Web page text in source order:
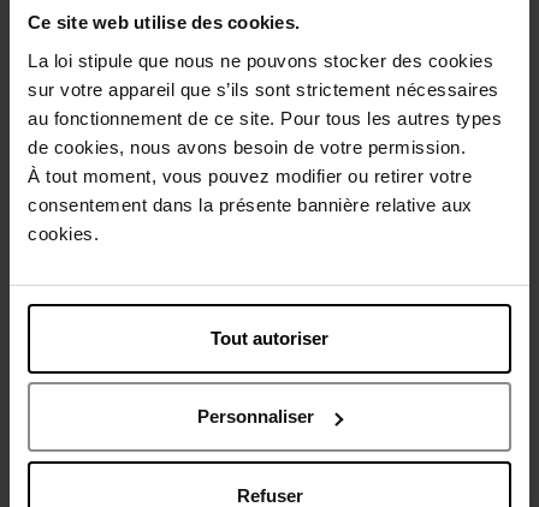
Ce site web utilise des cookies.
La loi stipule que nous ne pouvons stocker des cookies
sur votre appareil que s’ils sont strictement nécessaires
au fonctionnement de ce site. Pour tous les autres types
de cookies, nous avons besoin de votre permission.
À tout moment, vous pouvez modifier ou retirer votre
consentement dans la présente bannière relative aux
cookies.
Tout autoriser
Personnaliser
Refuser
Conseil d'utilisation
Caractéristiques
Vous aimerez peut-être
CHANEL
COCO